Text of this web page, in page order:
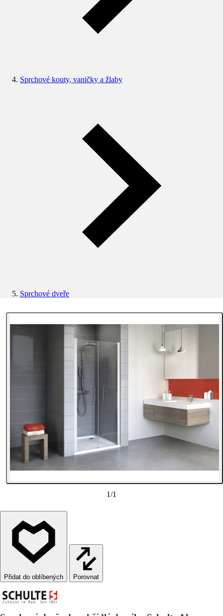
Sprchové kouty, vaničky a žlaby
Sprchové dveře
1/1
Porovnat